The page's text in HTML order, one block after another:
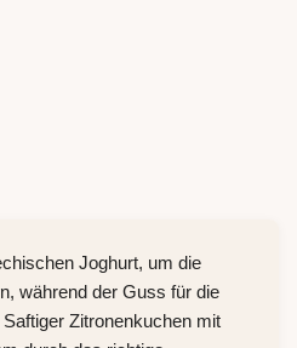
Joghurt, um die
während der Guss für die
Zitronenkuchen mit